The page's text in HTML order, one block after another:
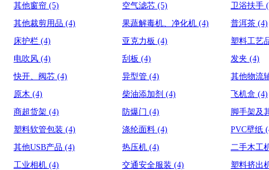
其他窗帘 (5) 空气滤芯 (5) 卫浴扶手
其他裁剪用品 (4) 果蔬解毒机、净化机 (4) 普洱茶 (4)
床护栏 (4) 亚克力板 (4) 塑料工艺
电吹风 (4) 刮板 (4) 发夹 (4)
快开、阀芯 (4) 异型管 (4) 其他物流
原木 (4) 柴油添加剂 (4) 飞机盒 (4)
商超货架 (4) 防爆门 (4) 脚手架及
塑料软管包装 (4) 涤纶面料 (4) PVC壁纸
其他USB产品 (4) 热压机 (4) 二手木工
工业相机 (4) 交通安全服装 (4) 塑料挤出